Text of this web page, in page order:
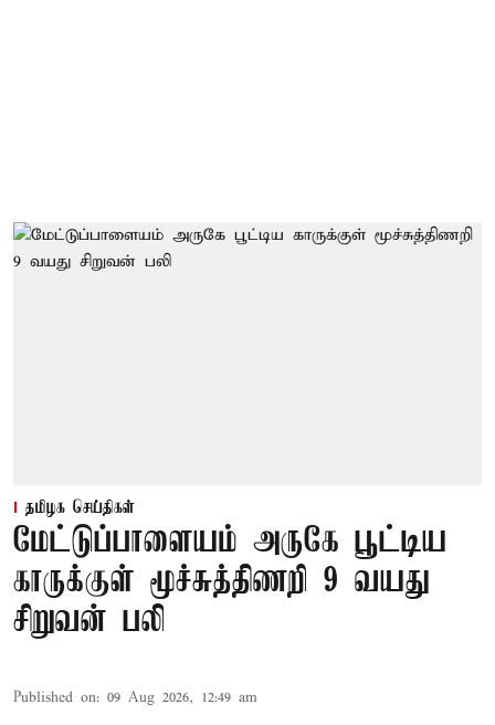
தமிழக செய்திகள்
மேட்டுப்பாளையம் அருகே பூட்டிய
காருக்குள் மூச்சுத்திணறி 9 வயது
சிறுவன் பலி
Published on: 09 Aug 2026, 12:49 am